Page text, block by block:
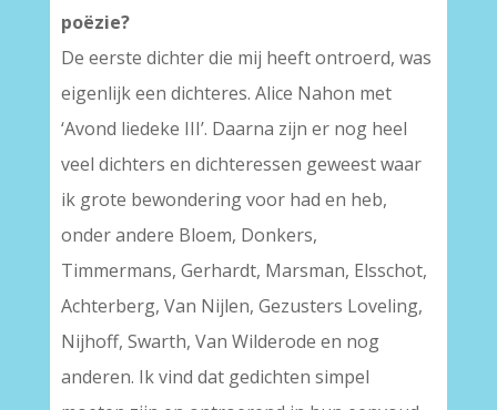
poëzie?
De eerste dichter die mij heeft ontroerd, was
eigenlijk een dichteres. Alice Nahon met
‘Avond liedeke III’. Daarna zijn er nog heel
veel dichters en dichteressen geweest waar
ik grote bewondering voor had en heb,
onder andere Bloem, Donkers,
Timmermans, Gerhardt, Marsman, Elsschot,
Achterberg, Van Nijlen, Gezusters Loveling,
Nijhoff, Swarth, Van Wilderode en nog
anderen. Ik vind dat gedichten simpel